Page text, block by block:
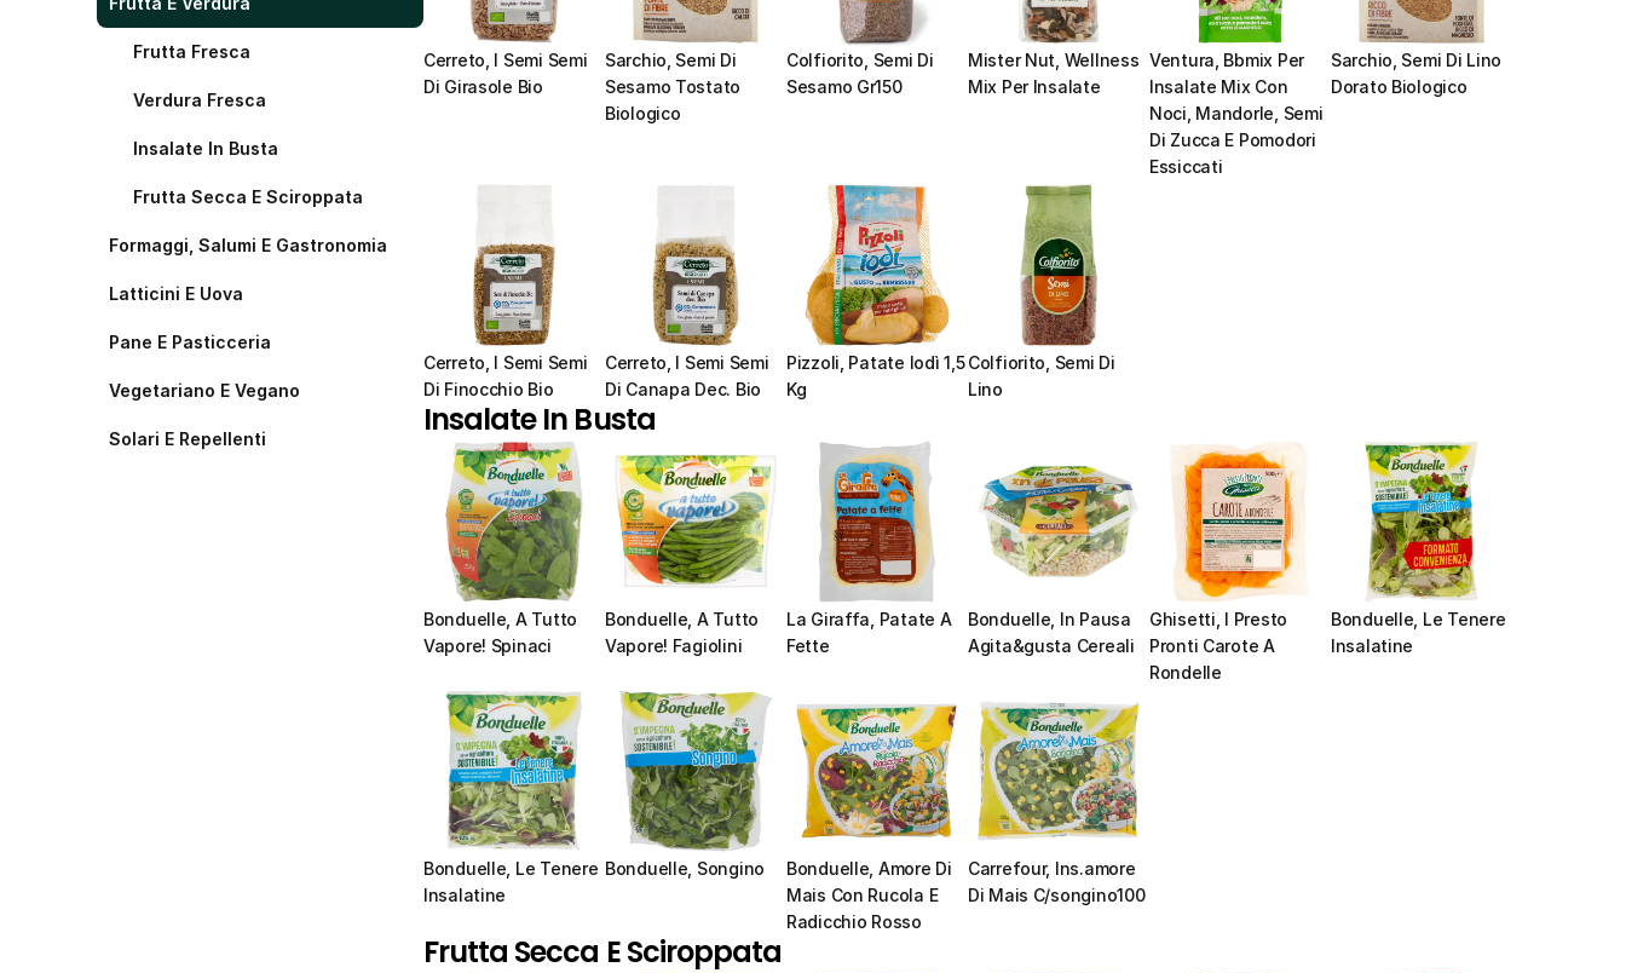
Frutta Fresca
Verdura Fresca
Insalate In Busta
Frutta Secca E Sciroppata
Formaggi, Salumi E Gastronomia
Latticini E Uova
Pane E Pasticceria
Vegetariano E Vegano
Solari E Repellenti
Cerreto, I Semi Semi
Di Girasole Bio
Sarchio, Semi Di
Sesamo Tostato
Biologico
Colfiorito, Semi Di
Sesamo Gr150
Mister Nut, Wellness
Mix Per Insalate
Ventura, Bbmix Per
Insalate Mix Con
Noci, Mandorle, Semi
Di Zucca E Pomodori
Essiccati
Sarchio, Semi Di Lino
Dorato Biologico
Cerreto, I Semi Semi
Di Finocchio Bio
Cerreto, I Semi Semi
Di Canapa Dec. Bio
Pizzoli, Patate Iodì 1,5
Kg
Colfiorito, Semi Di
Lino
Insalate In Busta
Bonduelle, A Tutto
Vapore! Spinaci
Bonduelle, A Tutto
Vapore! Fagiolini
La Giraffa, Patate A
Fette
Bonduelle, In Pausa
Agita&gusta Cereali
Ghisetti, I Presto
Pronti Carote A
Rondelle
Bonduelle, Le Tenere
Insalatine
Bonduelle, Le Tenere
Insalatine
Bonduelle, Songino
Bonduelle, Amore Di
Mais Con Rucola E
Radicchio Rosso
Carrefour, Ins.amore
Di Mais C/songino100
Frutta Secca E Sciroppata